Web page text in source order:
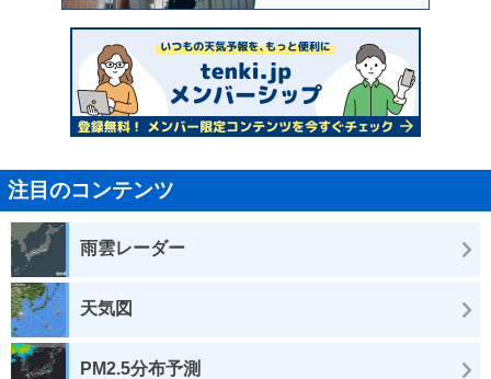
注目のコンテンツ
雨雲レーダー
天気図
PM2.5分布予測